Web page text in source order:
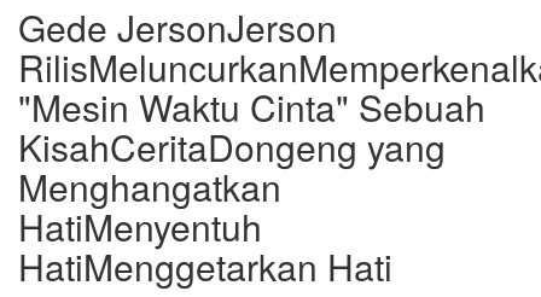
Gede JersonJerson
"Mesin Waktu Cinta" Sebuah
KisahCeritaDongeng yang
Menghangatkan
HatiMenyentuh
HatiMenggetarkan Hati